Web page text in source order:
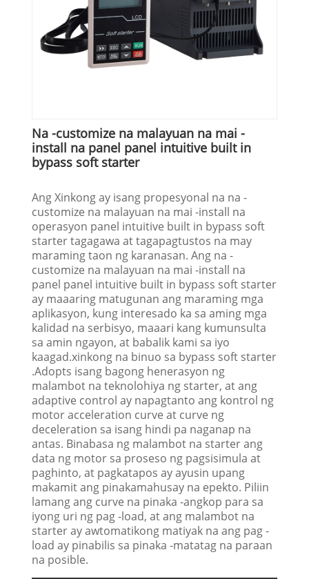
Na -customize na malayuan na mai -
install na panel panel intuitive built in
bypass soft starter
Ang Xinkong ay isang propesyonal na na -
customize na malayuan na mai -install na
operasyon panel intuitive built in bypass soft
starter tagagawa at tagapagtustos na may
maraming taon ng karanasan. Ang na -
customize na malayuan na mai -install na
panel panel intuitive built in bypass soft starter
ay maaaring matugunan ang maraming mga
aplikasyon, kung interesado ka sa aming mga
kalidad na serbisyo, maaari kang kumunsulta
sa amin ngayon, at babalik kami sa iyo
kaagad.xinkong na binuo sa bypass soft starter
.Adopts isang bagong henerasyon ng
malambot na teknolohiya ng starter, at ang
adaptive control ay napagtanto ang kontrol ng
motor acceleration curve at curve ng
deceleration sa isang hindi pa naganap na
antas. Binabasa ng malambot na starter ang
data ng motor sa proseso ng pagsisimula at
paghinto, at pagkatapos ay ayusin upang
makamit ang pinakamahusay na epekto. Piliin
lamang ang curve na pinaka -angkop para sa
iyong uri ng pag -load, at ang malambot na
starter ay awtomatikong matiyak na ang pag -
load ay pinabilis sa pinaka -matatag na paraan
na posible.